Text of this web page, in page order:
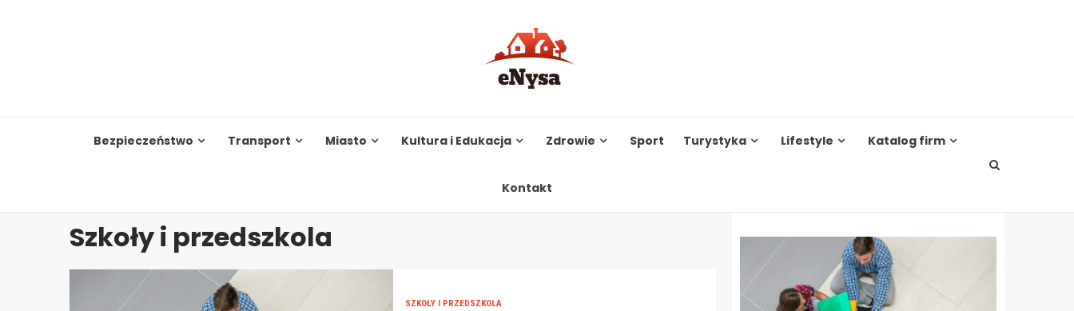
Bezpieczeństwo Transport Miasto Kultura i Edukacja Zdrowie Sport Turystyka Lifestyle Katalog firm
Kontakt
Szkoły i przedszkola
SZKOŁY I PRZEDSZKOLA